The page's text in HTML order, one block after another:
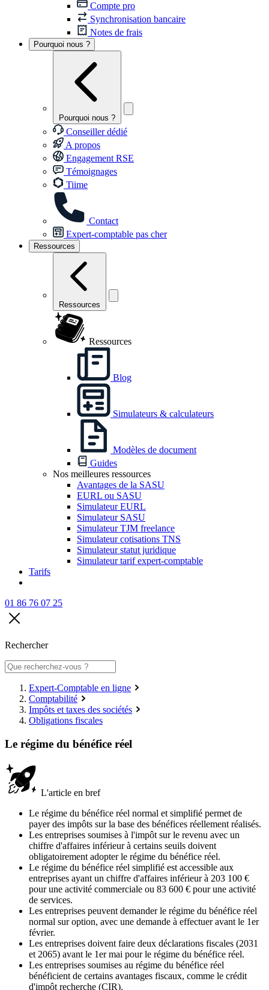
Compte pro
Synchronisation bancaire
Notes de frais
Pourquoi nous ?
Pourquoi nous ?
Conseiller dédié
A propos
Engagement RSE
Témoignages
Tiime
Contact
Expert-comptable pas cher
Ressources
Ressources
Ressources
Blog
Simulateurs & calculateurs
Modèles de document
Guides
Nos meilleures ressources
Avantages de la SASU
EURL ou SASU
Simulateur EURL
Simulateur SASU
Simulateur TJM freelance
Simulateur cotisations TNS
Simulateur statut juridique
Simulateur tarif expert-comptable
Tarifs
01 86 76 07 25
Rechercher
Expert-Comptable en ligne
Comptabilité
Impôts et taxes des sociétés
Obligations fiscales
Le régime du bénéfice réel
L'article en bref
Le régime du bénéfice réel normal et simplifié permet de
payer des impôts sur la base des bénéfices réellement réalisés.
Les entreprises soumises à l'impôt sur le revenu avec un
chiffre d'affaires inférieur à certains seuils doivent
obligatoirement adopter le régime du bénéfice réel.
Le régime du bénéfice réel simplifié est accessible aux
entreprises ayant un chiffre d'affaires inférieur à 203 100 €
pour une activité commerciale ou 83 600 € pour une activité
de services.
Les entreprises peuvent demander le régime du bénéfice réel
normal sur option, avec une demande à effectuer avant le 1er
février.
Les entreprises doivent faire deux déclarations fiscales (2031
et 2065) avant le 1er mai pour le régime du bénéfice réel.
Les entreprises soumises au régime du bénéfice réel
bénéficient de certains avantages fiscaux, comme le crédit
d'impôt recherche (CIR).